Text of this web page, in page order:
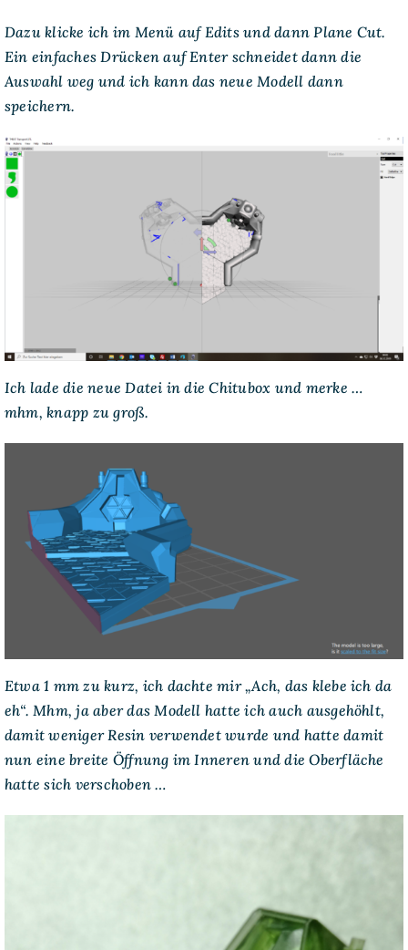
Dazu klicke ich im Menü auf Edits und dann Plane Cut.
Ein einfaches Drücken auf Enter schneidet dann die
Auswahl weg und ich kann das neue Modell dann
speichern.
Ich lade die neue Datei in die Chitubox und merke …
mhm, knapp zu groß.
Etwa 1 mm zu kurz, ich dachte mir „Ach, das klebe ich da
eh“. Mhm, ja aber das Modell hatte ich auch ausgehöhlt,
damit weniger Resin verwendet wurde und hatte damit
nun eine breite Öffnung im Inneren und die Oberfläche
hatte sich verschoben …